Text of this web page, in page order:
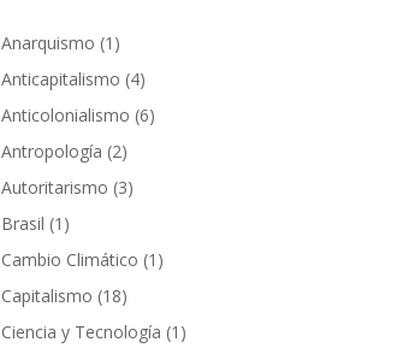
Anarquismo 1 1
producto
Anticapitalismo 44
productos
Anticolonialismo 66
Antropología 22
productos
Autoritarismo 33
Brasil 1 1
producto
Cambio Climático 1 1
Capitalismo 1818
productos
Ciencia y Tecnología 1 1